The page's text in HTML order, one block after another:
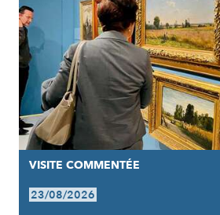
VISITE COMMENTÉE
23/08/2026